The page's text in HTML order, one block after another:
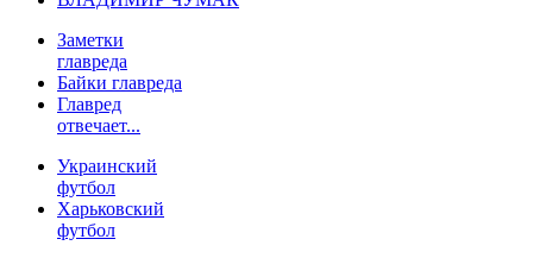
Заметки
главреда
Байки главреда
Главред
отвечает...
Украинский
футбол
Харьковский
футбол